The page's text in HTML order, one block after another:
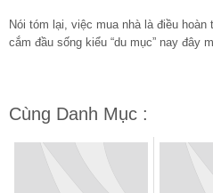
Nói tóm lại, việc mua nhà là điều
cắm đầu sống kiểu “du mục” nay đây
Cùng Danh Mục :